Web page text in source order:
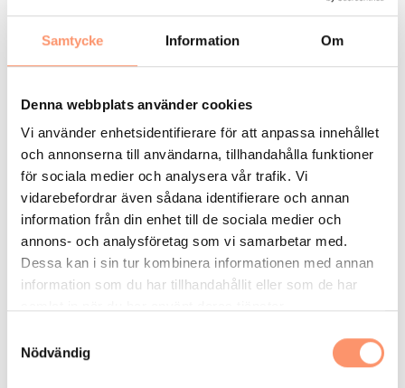
Samtycke Information Om
Denna webbplats använder cookies
Vi använder enhetsidentifierare för att anpassa innehållet
och annonserna till användarna, tillhandahålla funktioner
för sociala medier och analysera vår trafik. Vi
vidarebefordrar även sådana identifierare och annan
information från din enhet till de sociala medier och
annons- och analysföretag som vi samarbetar med.
Dessa kan i sin tur kombinera informationen med annan
information som du har tillhandahållit eller som de har
Nödvändig
Se våra terassmarkiser
Profil:
Grå RAL 7035/Svart Antracit
Manövrering:
Snäckväxel/Vev eller Elmotor
Måttanpassad:
Ja
Sol- & vindautomatik:
Tillval